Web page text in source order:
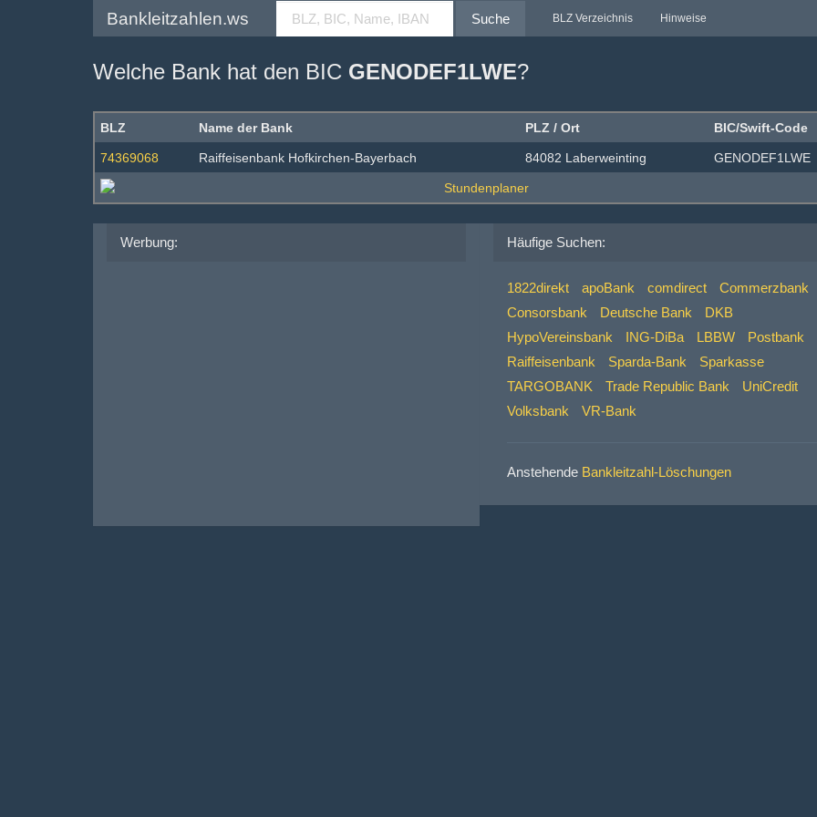
Bankleitzahlen.ws Suche BLZ Verzeichnis Hinweise
Welche Bank hat den BIC GENODEF1LWE?
BLZ Name der Bank PLZ / Ort BIC/Swift-Code
74369068 Raiffeisenbank Hofkirchen-Bayerbach 84082 Laberweinting GENODEF1LWE
Werbung: Häufige Suchen:
1822direkt apoBank comdirect
Commerzbank
Consorsbank
Deutsche Bank
DKB
HypoVereinsbank
ING-DiBa LBBW
Postbank
Raiffeisenbank
Sparda-Bank
Sparkasse
TARGOBANK
Trade Republic Bank
UniCredit
Volksbank
VR-Bank
Anstehende Bankleitzahl-Löschungen